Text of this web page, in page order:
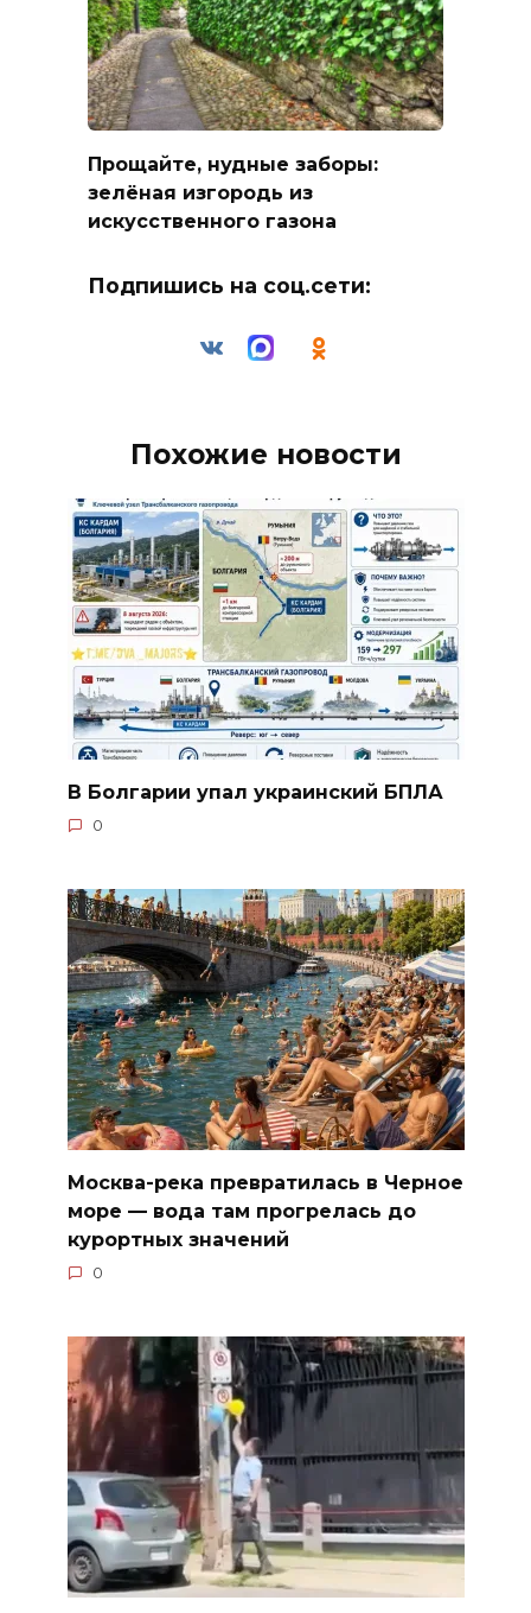
Прощайте, нудные заборы:
зелёная изгородь из
искусственного газона
Подпишись на соц.сети:
Похожие новости
В Болгарии упал украинский БПЛА
0
Москва-река превратилась в Черное
море — вода там прогрелась до
курортных значений
0